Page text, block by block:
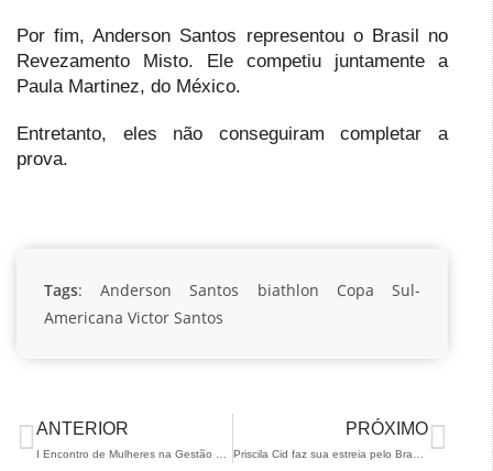
Por fim, Anderson Santos representou o Brasil no
Revezamento Misto. Ele competiu juntamente a
Paula Martinez, do México.
Entretanto, eles não conseguiram completar a
prova.
Tags:Anderson Santos biathlon
Copa Sul-
Americana Victor Santos
ANTERIOR PRÓXIMO